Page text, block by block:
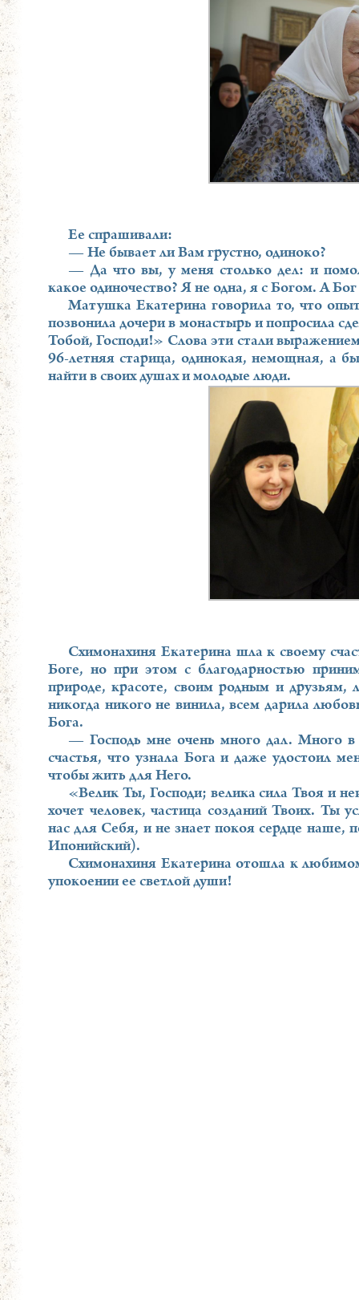
Ее спрашивали:
— Не бывает ли Вам грустно, одиноко?
— Да что вы, у меня столько дел: и
какое одиночество? Я не одна, я с Богом. А Бог
Матушка Екатерина говорила то, что
позвонила дочери в монастырь и попросила
Тобой, Господи!» Слова эти стали
96-летняя старица, одинокая, немощная, а
найти в своих душах и молодые люди.
Схимонахиня Екатерина шла к своему
Боге, но при этом с благодарностью
природе, красоте, своим родным и
никогда никого не винила, всем дарила
Бога.
— Господь мне очень много дал. Много
счастья, что узнала Бога и даже удостоил
чтобы жить для Него.
«Велик Ты, Господи; велика сила Твоя и
хочет человек, частица созданий Твоих. Ты
нас для Себя, и не знает покоя сердце наше,
Ипонийский).
Схимонахиня Екатерина отошла к
упокоении ее светлой души!